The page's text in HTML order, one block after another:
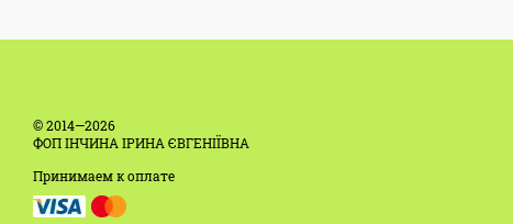
© 2014—2026
ФОП ІНЧИНА ІРИНА ЄВГЕНІЇВНА
Принимаем к оплате